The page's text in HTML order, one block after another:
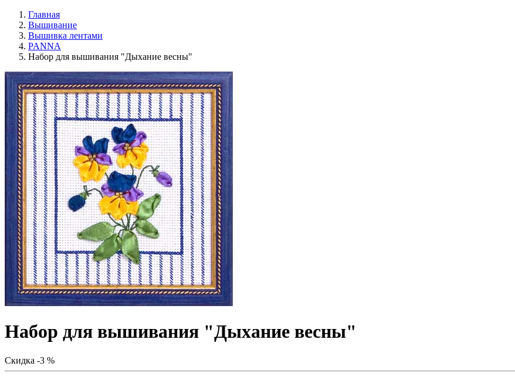
Главная
Вышивание
Вышивка лентами
PANNA
Набор для вышивания "Дыхание весны"
Набор для вышивания "Дыхание весны"
Скидка -3 %